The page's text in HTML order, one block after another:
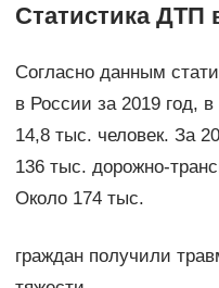
Статистика ДТП
Согласно данным
в России за 2019 год,
14,8 тыс. человек. За
136 тыс. дорожно-
Около 174 тыс.
граждан получили